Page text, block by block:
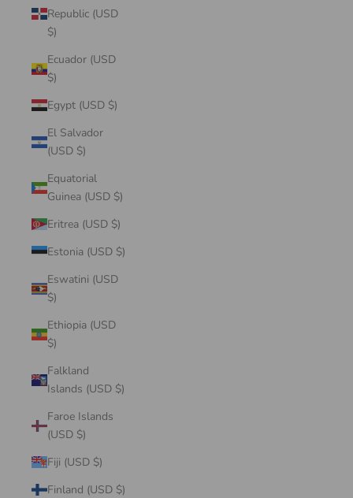
Republic (USD
$)
Ecuador (USD
$)
Egypt (USD $)
El Salvador
(USD $)
Equatorial
Guinea (USD $)
Eritrea (USD $)
Estonia (USD $)
Eswatini (USD
$)
Ethiopia (USD
$)
Falkland
Islands (USD $)
Faroe Islands
(USD $)
Fiji (USD $)
Finland (USD $)